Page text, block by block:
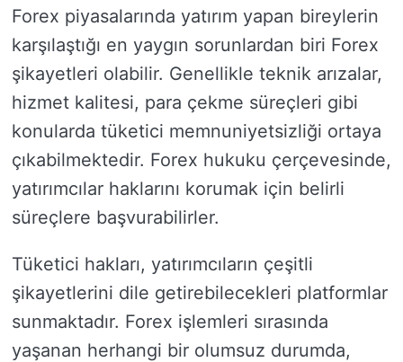
Forex piyasalarında yatırım yapan bireylerin
karşılaştığı en yaygın sorunlardan biri Forex
şikayetleri olabilir. Genellikle teknik arızalar,
hizmet kalitesi, para çekme süreçleri gibi
konularda tüketici memnuniyetsizliği ortaya
çıkabilmektedir. Forex hukuku çerçevesinde,
yatırımcılar haklarını korumak için belirli
süreçlere başvurabilirler.
Tüketici hakları, yatırımcıların çeşitli
şikayetlerini dile getirebilecekleri platformlar
sunmaktadır. Forex işlemleri sırasında
yaşanan herhangi bir olumsuz durumda,